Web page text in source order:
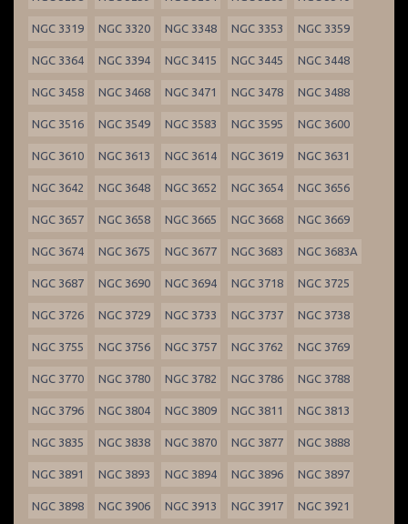
NGC 3319 NGC 3320 NGC 3348 NGC 3353 NGC 3359
NGC 3364 NGC 3394 NGC 3415 NGC 3445 NGC 3448
NGC 3458 NGC 3468 NGC 3471 NGC 3478 NGC 3488
NGC 3516 NGC 3549 NGC 3583 NGC 3595 NGC 3600
NGC 3610 NGC 3613 NGC 3614 NGC 3619 NGC 3631
NGC 3642 NGC 3648 NGC 3652 NGC 3654 NGC 3656
NGC 3657 NGC 3658 NGC 3665 NGC 3668 NGC 3669
NGC 3674 NGC 3675 NGC 3677 NGC 3683 NGC 3683A
NGC 3687 NGC 3690 NGC 3694 NGC 3718 NGC 3725
NGC 3726 NGC 3729 NGC 3733 NGC 3737 NGC 3738
NGC 3755 NGC 3756 NGC 3757 NGC 3762 NGC 3769
NGC 3770 NGC 3780 NGC 3782 NGC 3786 NGC 3788
NGC 3796 NGC 3804 NGC 3809 NGC 3811 NGC 3813
NGC 3835 NGC 3838 NGC 3870 NGC 3877 NGC 3888
NGC 3891 NGC 3893 NGC 3894 NGC 3896 NGC 3897
NGC 3898 NGC 3906 NGC 3913 NGC 3917 NGC 3921